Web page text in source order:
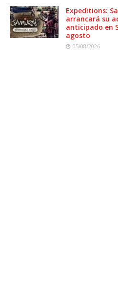
Expeditions:
arrancará su
anticipado en
agosto
05/08/2026